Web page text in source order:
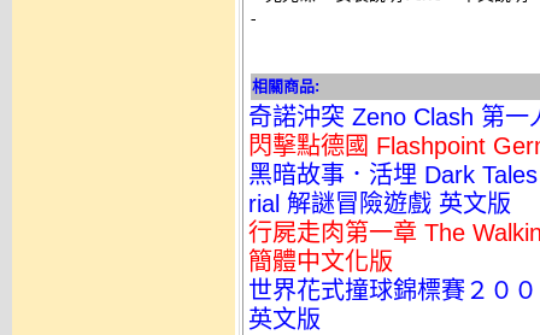
-
相關商品:
奇諾沖突 Zeno Clash 第
閃擊點德國 Flashpoint
黑暗故事．活埋 Dark
rial 解謎冒險遊戲 英文版
行屍走肉第一章 The
簡體中文化版
世界花式撞球錦標賽２０
英文版